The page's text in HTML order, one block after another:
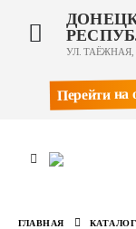
УЛ. ТАЁЖНАЯ,
Перейти на
ГЛАВНАЯ